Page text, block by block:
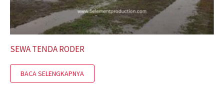
SEWA TENDA RODER
BACA SELENGKAPNYA